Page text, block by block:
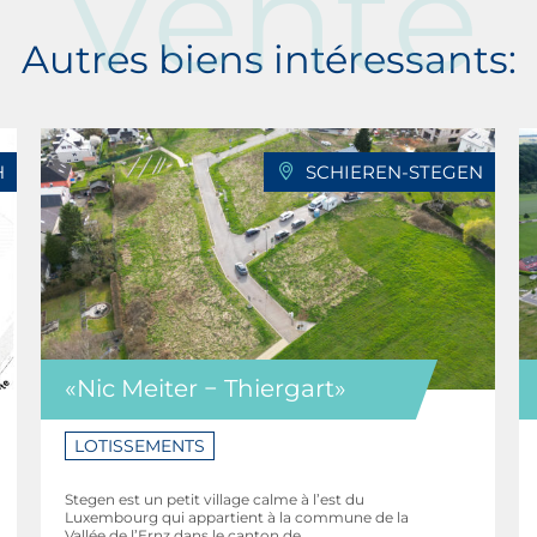
Autres biens intéressants:
SCHIEREN-STEGEN
«Nic Meiter − Thiergart»
LOTISSEMENTS
Stegen est un petit village calme à l’est du
Luxembourg qui appartient à la commune de la